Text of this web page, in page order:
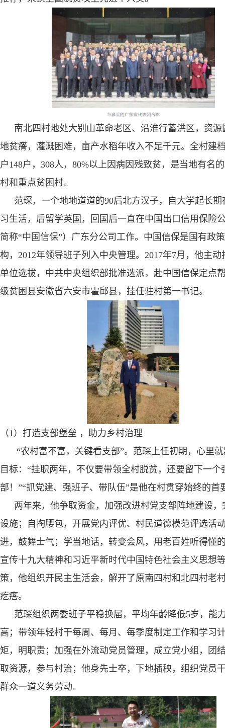
南北四村地处大别山革命老区、沿淮行蓄洪区，资源
地贫瘠，灌溉困难，亩产水稻年收入不足千元。全村建
户148户， 308人， 80%以上因病因残致贫，是当地有名
村和重点贫困村。
范琛，一个地地道道的90后北方汉子，自大学起长期
习生活，后留学英国，回国后一直在中国出口信用保险
简称“中国信保”）广东分公司工作。中国信保是国有政
构， 2012年领导班子列入中央管理。 2017年7月，他主动
单位选拔，中共中央组织部批准选派，赴中国信保定点
级贫困县安徽省六安市霍邱县，挂任驻村第一书记。
（1 ）打造支部堡垒 ，助力乡村治理
“农村富不富，关键看支部”。范琛上任初期，心里
目标：“挂职两年，不仅要带领全村脱贫，还要留下一个
部！”“抓党建、强班子、带队伍”是他在村贯穿始终的首
两年来，他争取资金，加强改进村党支部阵地建设，
设施；自掏腰包，开展党内评优、村民道德模范评选活
进，鼓舞士气；学当地话，转变会风，用老百姓听得懂
宣传十九大精神和习近平新时代中国特色社会主义思想
策，他组织开民主生活会，解开了原南四村和北四村老
疙瘩。
范琛组织两委班子平稳换届，平均年龄降低5岁，能
高；带领年轻村干每周、每月、每季度制定工作和学习
矩，明职责；加强在外流动党员管理，成立党小组，团
取资源，参与村治；他身先士卒，下地插秧，组织党员
群众一道义务劳动。